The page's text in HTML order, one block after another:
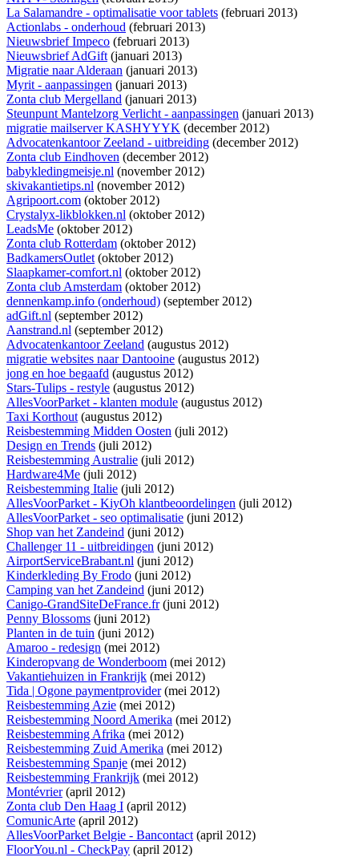
La Salamandre - optimalisatie voor tablets (februari 2013)
Actionlabs - onderhoud (februari 2013)
Nieuwsbrief Impeco (februari 2013)
Nieuwsbrief AdGift(januari 2013)
Migratie naar Alderaan (januari 2013)
Myrit - aanpassingen (januari 2013)
Zonta club Mergelland (januari 2013)
Steunpunt Mantelzorg Verlicht - aanpassingen (januari 2013)
migratie mailserver KASHYYYK (december 2012)
Advocatenkantoor Zeeland - uitbreiding (december 2012)
Zonta club Eindhoven (december 2012)
babykledingmeisje.nl (november 2012)
skivakantietips.nl (november 2012)
Agripoort.com (oktober 2012)
Crystalyx-likblokken.nl (oktober 2012)
LeadsMe (oktober 2012)
Zonta club Rotterdam (oktober 2012)
BadkamersOutlet(oktober 2012)
Slaapkamer-comfort.nl (oktober 2012)
Zonta club Amsterdam (oktober 2012)
dennenkamp.info (onderhoud) (september 2012)
adGift.nl (september 2012)
Aanstrand.nl (september 2012)
Advocatenkantoor Zeeland (augustus 2012)
migratie websites naar Dantooine (augustus 2012)
jong en hoe begaafd (augustus 2012)
Stars-Tulips - restyle (augustus 2012)
AllesVoorParket - klanten module (augustus 2012)
Taxi Korthout(augustus 2012)
Reisbestemming Midden Oosten (juli 2012)
Design en Trends (juli 2012)
Reisbestemming Australie (juli 2012)
Hardware4Me (juli 2012)
Reisbestemming Italie (juli 2012)
AllesVoorParket - KiyOh klantbeoordelingen (juli 2012)
AllesVoorParket - seo optimalisatie (juni 2012)
Shop van het Zandeind (juni 2012)
Challenger 11 - uitbreidingen (juni 2012)
AirportServiceBrabant.nl (juni 2012)
Kinderkleding By Frodo (juni 2012)
Camping van het Zandeind (juni 2012)
Canigo-GrandSiteDeFrance.fr(juni 2012)
Penny Blossoms (juni 2012)
Planten in de tuin (juni 2012)
Amaroo - redesign (mei 2012)
Kinderopvang de Wonderboom (mei 2012)
Vakantiehuizen in Frankrijk (mei 2012)
Tida | Ogone paymentprovider(mei 2012)
Reisbestemming Azie (mei 2012)
Reisbestemming Noord Amerika (mei 2012)
Reisbestemming Afrika (mei 2012)
Reisbestemming Zuid Amerika (mei 2012)
Reisbestemming Spanje (mei 2012)
Reisbestemming Frankrijk (mei 2012)
Montévrier(april 2012)
Zonta club Den Haag I (april 2012)
ComunicArte (april 2012)
AllesVoorParket Belgie - Bancontact(april 2012)
FloorYou.nl - CheckPay (april 2012)